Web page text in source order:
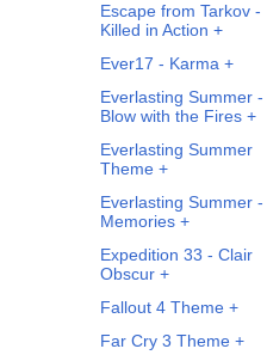
Escape from Tarkov -
Killed in Action +
Ever17 - Karma +
Everlasting Summer -
Blow with the Fires +
Everlasting Summer
Theme +
Everlasting Summer -
Memories +
Expedition 33 - Clair
Obscur +
Fallout 4 Theme +
Far Cry 3 Theme +